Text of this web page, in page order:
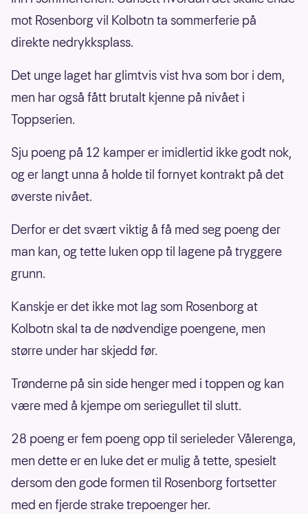
mot Rosenborg vil Kolbotn ta sommerferie på
direkte nedrykksplass.
Det unge laget har glimtvis vist hva som bor i dem,
men har også fått brutalt kjenne på nivået i
Toppserien.
Sju poeng på 12 kamper er imidlertid ikke godt nok,
og er langt unna å holde til fornyet kontrakt på det
øverste nivået.
Derfor er det svært viktig å få med seg poeng der
man kan, og tette luken opp til lagene på tryggere
grunn.
Kanskje er det ikke mot lag som Rosenborg at
Kolbotn skal ta de nødvendige poengene, men
større under har skjedd før.
Trønderne på sin side henger med i toppen og kan
være med å kjempe om seriegullet til slutt.
28 poeng er fem poeng opp til serieleder Vålerenga,
men dette er en luke det er mulig å tette, spesielt
dersom den gode formen til Rosenborg fortsetter
med en fjerde strake trepoenger her.